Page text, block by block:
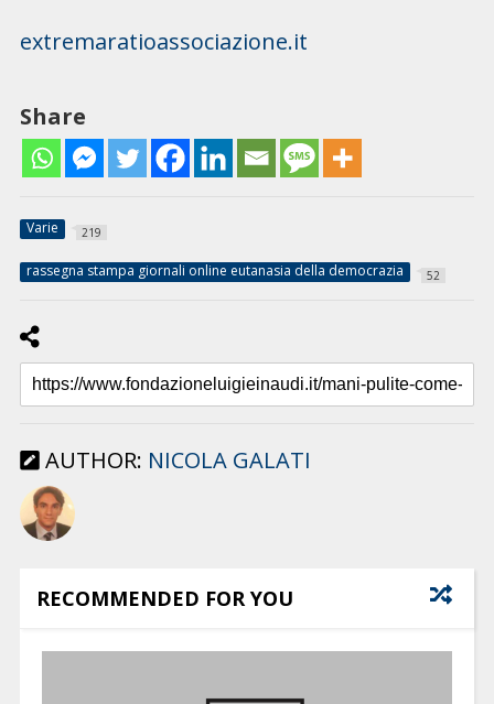
extremaratioassociazione.it
Share
Varie 219
rassegna stampa giornali online eutanasia della democrazia 52
AUTHOR: NICOLA GALATI
RECOMMENDED FOR YOU